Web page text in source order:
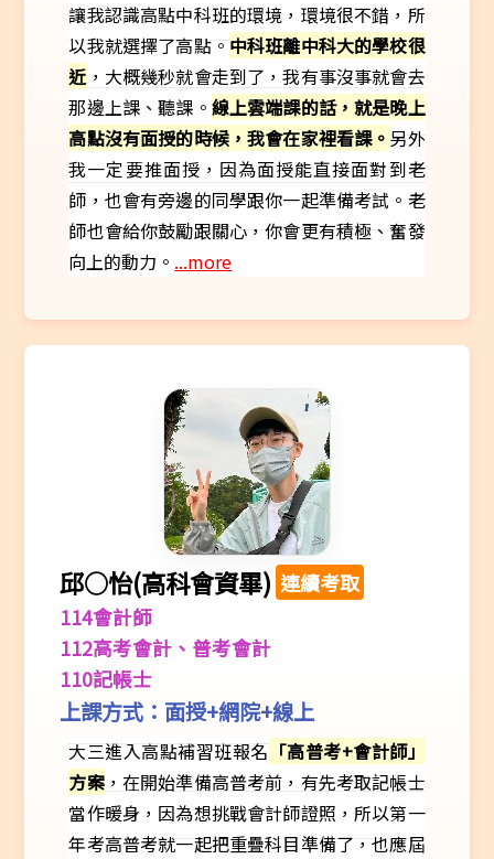
讓我認識高點中科班的環境，環境很不錯，所
以我就選擇了高點。 中科班離中科大的學校很
近，大概幾秒就會走到了，我有事沒事就會去
那邊上課、聽課。 線上雲端課的話，就是晚上
高點沒有面授的時候，我會在家裡看課。 另外
我一定要推面授，因為面授能直接面對到老
師，也會有旁邊的同學跟你一起準備考試。老
師也會給你鼓勵跟關心，你會更有積極、奮發
向上的動力。 ...more
邱○怡(高科會資畢) 連續考取
114會計師
112高考會計、普考會計
110記帳士
上課方式：面授+網院+線上
大三進入高點補習班報名 「高普考+會計師」
方案，在開始準備高普考前，有先考取記帳士
當作暖身，因為想挑戰會計師證照，所以第一
年考高普考就一起把重疊科目準備了，也應屆